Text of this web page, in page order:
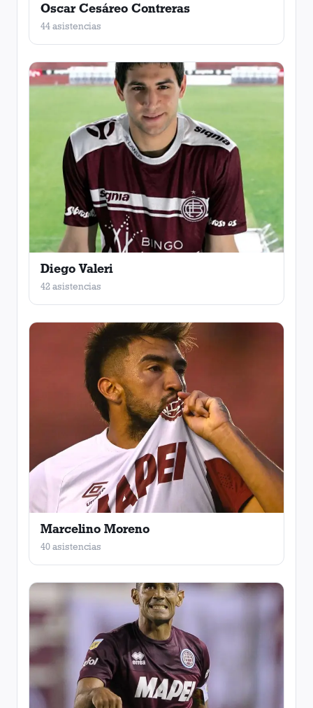
Oscar Cesáreo Contreras
44 asistencias
Diego Valeri
42 asistencias
Marcelino Moreno
40 asistencias